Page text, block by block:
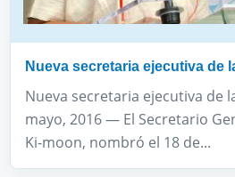
Nueva secretaria ejecutiva de
Nueva secretaria ejecutiva de
mayo, 2016 — El Secretario
Ki-moon, nombró el 18 de...